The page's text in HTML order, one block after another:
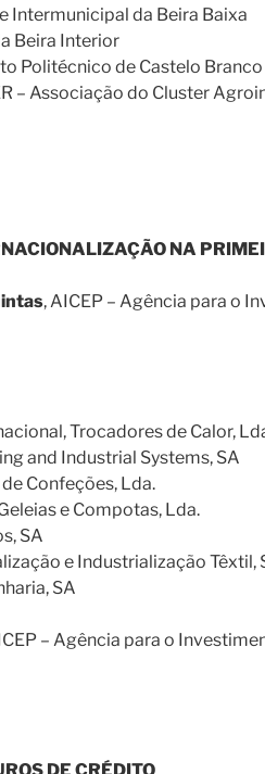
Intermunicipal da Beira Baixa
Beira Interior
Politécnico de Castelo Branco
– Associação do Cluster
NA
, AICEP – Agência para o
Trocadores de Calor,
and Industrial Systems, SA
Confeções, Lda.
e Compotas, Lda.
SA
e Industrialização Têxtil,
SA
– Agência para o
DE CRÉDITO